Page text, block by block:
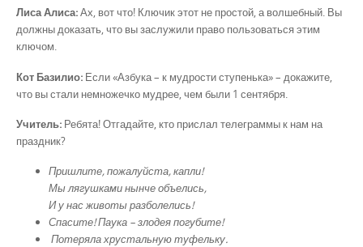
Лиса Алиса:Ах, вот что! Ключик этот не простой, а волшебный. Вы
должны доказать, что вы заслужили право пользоваться этим
ключом.
Кот Базилио: Если «Азбука – к мудрости ступенька» – докажите,
что вы стали немножечко мудрее, чем были 1 сентября.
Учитель: Ребята! Отгадайте, кто прислал телеграммы к нам на
праздник?
Пришлите, пожалуйста, капли!
Мы лягушками нынче объелись,
И у нас животы разболелись!
Спасите! Паука – злодея погубите!
Потеряла хрустальную туфельку.